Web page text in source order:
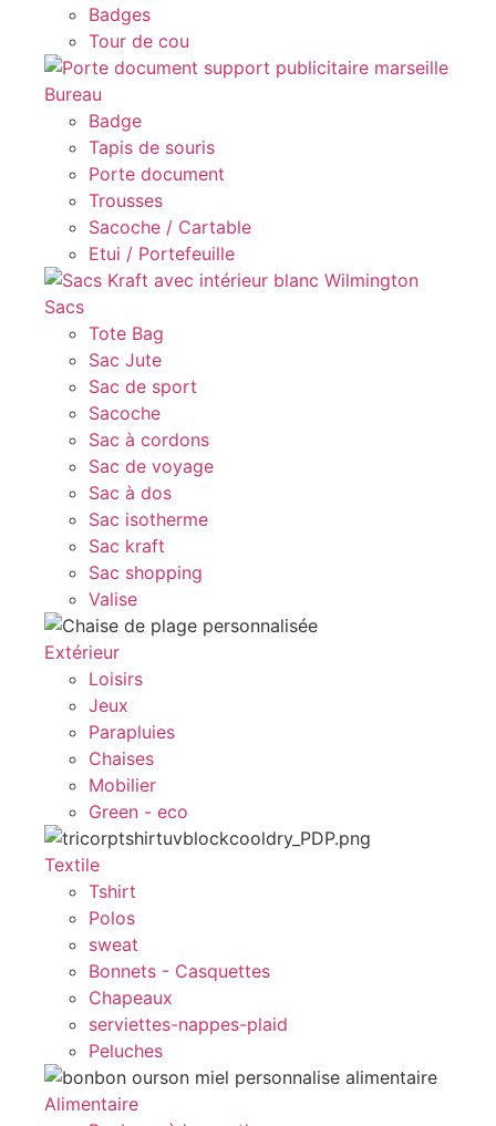
Badges
Tour de cou
Bureau
Badge
Tapis de souris
Porte document
Trousses
Sacoche / Cartable
Etui / Portefeuille
Sacs
Tote Bag
Sac Jute
Sac de sport
Sacoche
Sac à cordons
Sac de voyage
Sac à dos
Sac isotherme
Sac kraft
Sac shopping
Valise
Extérieur
Loisirs
Jeux
Parapluies
Chaises
Mobilier
Green - eco
Textile
Tshirt
Polos
sweat
Bonnets - Casquettes
Chapeaux
serviettes-nappes-plaid
Peluches
Alimentaire